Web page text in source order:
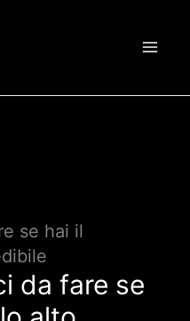
se hai il
da fare se